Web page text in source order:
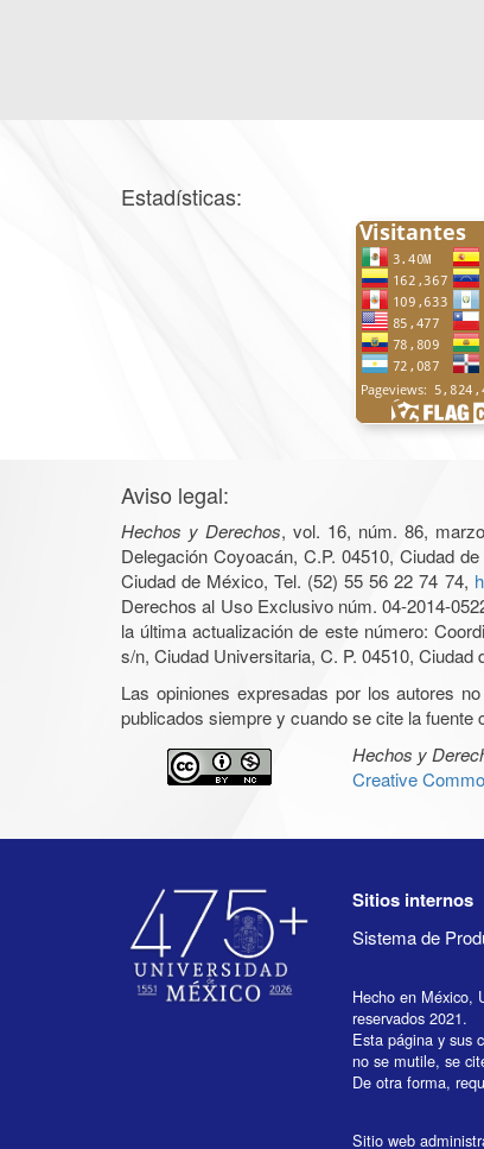
Estadísticas:
Aviso legal:
Hechos y Derechos, vol. 16, núm. 86,
Delegación Coyoacán, C.P. 04510, Ciudad
Ciudad de México, Tel. (52) 55 56 22 74 74,
Derechos al Uso Exclusivo núm. 04-2014-
la última actualización de este número:
s/n, Ciudad Universitaria, C. P. 04510,
Las opiniones expresadas por los autores
publicados siempre y cuando se cite la
Hechos y
Creative
Sitios internos
Sistema de
Hecho en México,
reservados 2021.
Esta página y sus
no se mutile, se
De otra forma,
Sitio web